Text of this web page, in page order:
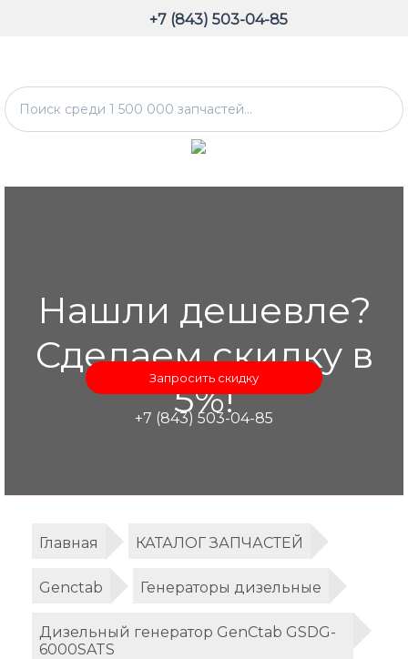
+7 (843) 503-04-85
Нашли дешевле?
Сделаем скидку в
5%!
Запросить скидку
+7 (843) 503-04-85
Главная КАТАЛОГ ЗАПЧАСТЕЙ
Genctab Генераторы дизельные
Дизельный генератор GenCtab GSDG-
6000SATS